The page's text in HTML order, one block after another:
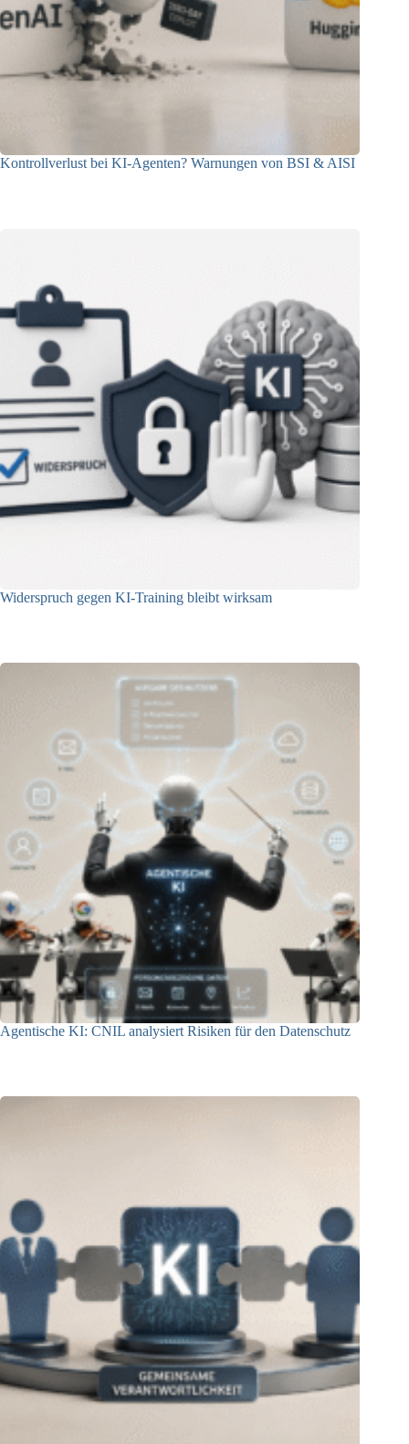
Kontrollverlust bei KI-Agenten? Warnungen von BSI & AISI
Widerspruch gegen KI-Training bleibt wirksam
Agentische KI: CNIL analysiert Risiken für den Datenschutz